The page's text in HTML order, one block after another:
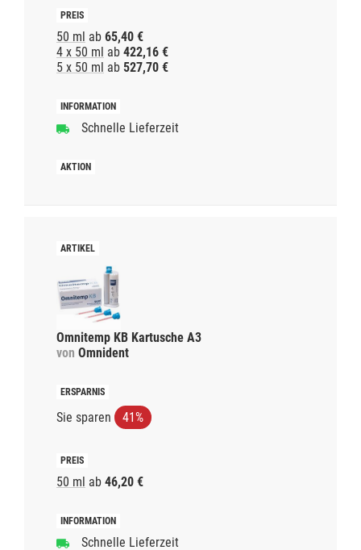
50 ml ab 65,40 €
4 x 50 ml ab 422,16 €
5 x 50 ml ab 527,70 €
Schnelle Lieferzeit
Omnitemp KB Kartusche A3
von Omnident
Sie sparen 41%
50 ml ab 46,20 €
Schnelle Lieferzeit